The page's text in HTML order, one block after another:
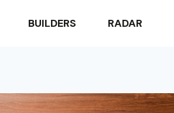
BUILDERS RADAR